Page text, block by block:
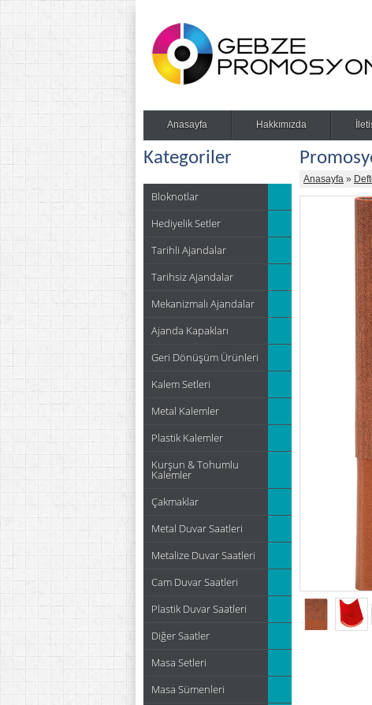
Anasayfa Hakkımızda
Kategoriler
Bloknotlar
Hediyelik Setler
Tarihli Ajandalar
Tarihsiz Ajandalar
Mekanizmalı Ajandalar
Ajanda Kapakları
Geri Dönüşüm Ürünleri
Kalem Setleri
Metal Kalemler
Plastik Kalemler
Kurşun & Tohumlu
Kalemler
Çakmaklar
Metal Duvar Saatleri
Metalize Duvar Saatleri
Cam Duvar Saatleri
Plastik Duvar Saatleri
Diğer Saatler
Masa Setleri
Masa Sümenleri
Anasayfa »